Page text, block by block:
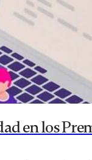
en los